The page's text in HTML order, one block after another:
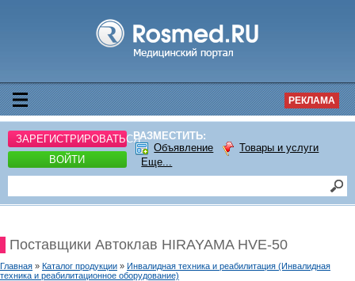
РЕКЛАМА
ЗАРЕГИСТРИРОВАТЬСЯ
ВОЙТИ
РАЗМЕСТИТЬ:
Объявление
Товары и услуги
Еще...
Поставщики Автоклав HIRAYAMA HVE-50
Главная » Каталог продукции » Инвалидная техника и реабилитация (Инвалидная
техника и реабилитационное оборудование)